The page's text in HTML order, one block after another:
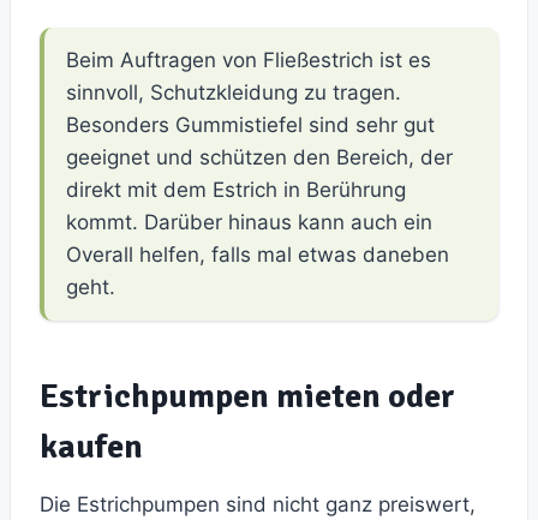
Beim Auftragen von Fließestrich ist es
sinnvoll, Schutzkleidung zu tragen.
Besonders Gummistiefel sind sehr gut
geeignet und schützen den Bereich, der
direkt mit dem Estrich in Berührung
kommt. Darüber hinaus kann auch ein
Overall helfen, falls mal etwas daneben
geht.
Estrichpumpen mieten oder
kaufen
Die Estrichpumpen sind nicht ganz preiswert,